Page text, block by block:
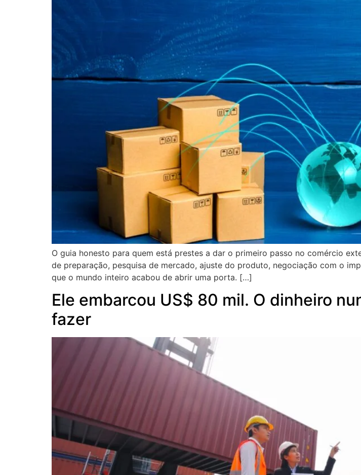
O guia honesto para quem está prestes a dar o primeiro passo no comércio
de preparação, pesquisa de mercado, ajuste do produto, negociação com o
que o mundo inteiro acabou de abrir uma porta. […]
Ele embarcou US$ 80 mil. O dinheiro
fazer